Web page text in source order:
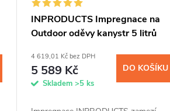
INPRODUCTS Impregnace na
Outdoor oděvy kanystr 5 litrů
4 619,01 Kč bez DPH
5 589 Kč
Skladem>5 ks
DO KOŠÍKU